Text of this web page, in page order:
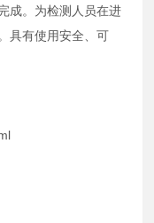
成。为检测人员在进
具有使用安全、可